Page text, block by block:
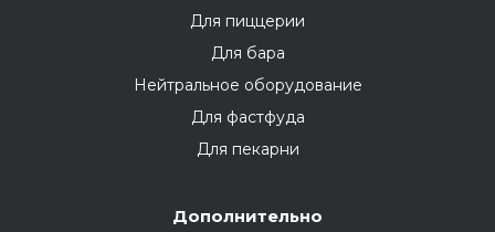
Для пиццерии
Для бара
Нейтральное оборудование
Для фастфуда
Для пекарни
Дополнительно